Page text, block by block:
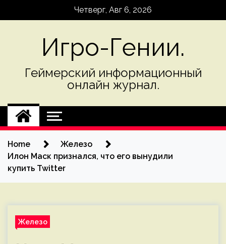
Четверг, Авг 6, 2026
Игро-Гении.
Геймерский информационный
онлайн журнал.
Home
Железо
Илон Маск признался, что его вынудили
купить Twitter
Железо